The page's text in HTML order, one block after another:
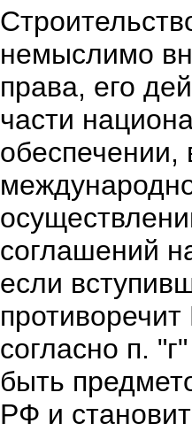
немыслимо
права, его
части
обеспечении,
соглашений
если
согласно п.
быть
РФ и